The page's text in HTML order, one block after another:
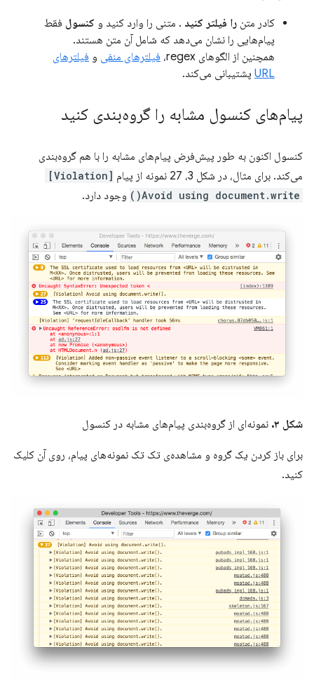
کادر متن را فیلتر کنید . متنی را وارد کنید و کنسول فقط
پیام‌هایی را نشان می‌دهد که شامل آن متن هستند.
همچنین از الگوهای regex،
فیلترهای منفی و فیلترهای
URL پشتیبانی می‌کند.
پیام‌های کنسول مشابه را گروه‌بندی کنید
کنسول اکنون به طور پیش‌فرض پیام‌های مشابه را با هم گروه‌بندی
می‌کند. برای مثال، در شکل 3، 27 نمونه از پیام
[Violation]
Avoid using document.write()
وجود دارد.
شکل ۳. نمونه‌ای از گروه‌بندی پیام‌های مشابه در کنسول
برای باز کردن یک گروه و مشاهده‌ی تک تک نمونه‌های پیام، روی آن کلیک
کنید.